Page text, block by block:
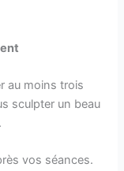
au moins trois
sculpter un beau
vos séances.